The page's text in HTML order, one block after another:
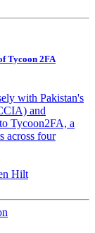
Tycoon 2FA
with Pakistan's
and
Tycoon2FA, a
across four
Hilt